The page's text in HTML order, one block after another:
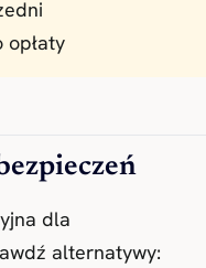
opłaty
dla
alternatywy: